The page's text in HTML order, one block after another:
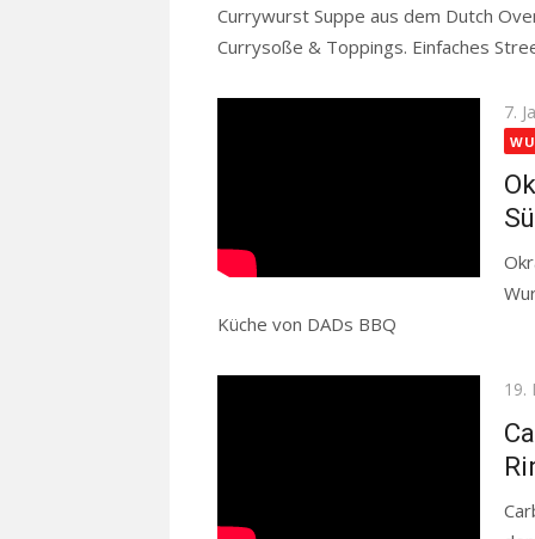
Currywurst Suppe aus dem Dutch
Currysoße & Toppings. Einfaches
on
7.
Küche von DADs BBQ
19.